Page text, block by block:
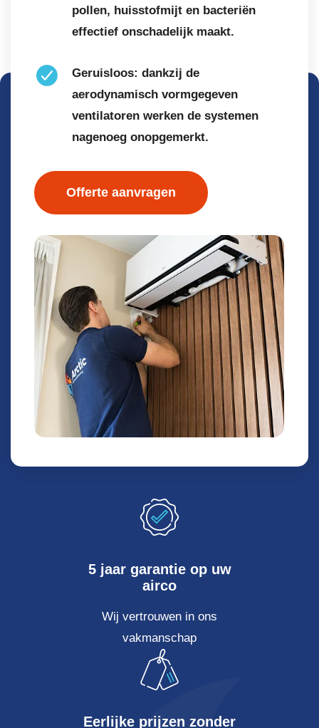
pollen, huisstofmijt en bacteriën
effectief onschadelijk maakt.
Geruisloos: dankzij de
aerodynamisch vormgegeven
ventilatoren werken de systemen
nagenoeg onopgemerkt.
Offerte aanvragen
5 jaar garantie op uw
airco
Wij vertrouwen in ons
vakmanschap
Eerlijke prijzen zonder